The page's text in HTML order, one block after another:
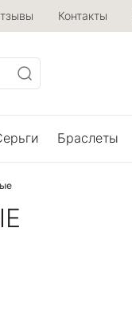
Контакты
Браслеты